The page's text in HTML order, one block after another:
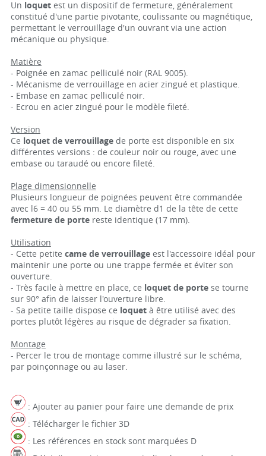
Un loquet est un dispositif de fermeture, généralement
constitué d'une partie pivotante, coulissante ou magnétique,
permettant le verrouillage d'un ouvrant via une action
mécanique ou physique.
Matière
- Poignée en zamac pelliculé noir (RAL 9005).
- Mécanisme de verrouillage en acier zingué et plastique.
- Embase en zamac pelliculé noir.
- Ecrou en acier zingué pour le modèle fileté.
Version
Ce loquet de verrouillage de porte est disponible en six
différentes versions : de couleur noir ou rouge, avec une
embase ou taraudé ou encore fileté.
Plage dimensionnelle
Plusieurs longueur de poignées peuvent être commandée
avec l6 = 40 ou 55 mm. Le diamètre d1 de la tête de cette
fermeture de portereste identique (17 mm).
Utilisation
- Cette petite came de verrouillage est l'accessoire idéal pour
maintenir une porte ou une trappe fermée et éviter son
ouverture.
- Très facile à mettre en place, ce loquet de porte se tourne
sur 90° afin de laisser l'ouverture libre.
- Sa petite taille dispose ce loquet à être utilisé avec des
portes plutôt légères au risque de dégrader sa fixation.
Montage
- Percer le trou de montage comme illustré sur le schéma,
par poinçonnage ou au laser.
: Ajouter au panier pour faire une demande de prix
: Télécharger le fichier 3D
: Les références en stock sont marquées D